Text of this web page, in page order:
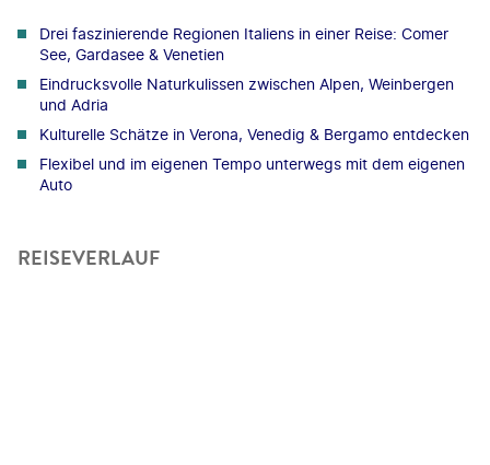
Drei faszinierende Regionen Italiens in einer Reise: Comer
See, Gardasee & Venetien
Eindrucksvolle Naturkulissen zwischen Alpen, Weinbergen
und Adria
Kulturelle Schätze in Verona, Venedig & Bergamo entdecken
Flexibel und im eigenen Tempo unterwegs mit dem eigenen
Auto
REISEVERLAUF